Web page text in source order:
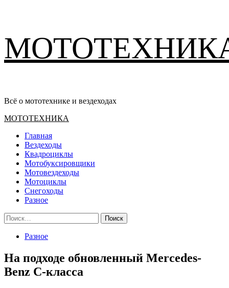
содержимому
Всё о мототехнике и вездеходах
Основное
МОТОТЕХНИКА
Главная
Вездеходы
Квадроциклы
Мотобуксировщики
Мотовездеходы
Мотоциклы
Снегоходы
Разное
Найти:
Разное
На подходе обновленный Mercedes-
Benz C-класса